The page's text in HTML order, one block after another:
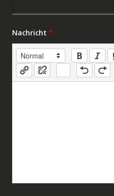
Nachricht *